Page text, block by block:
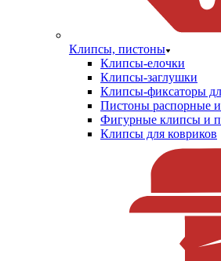
Клипсы, пистоны
Клипсы-елочки
Клипсы-заглушки
Клипсы-фиксаторы
Пистоны распорные
Фигурные клипсы и
Клипсы для ковриков